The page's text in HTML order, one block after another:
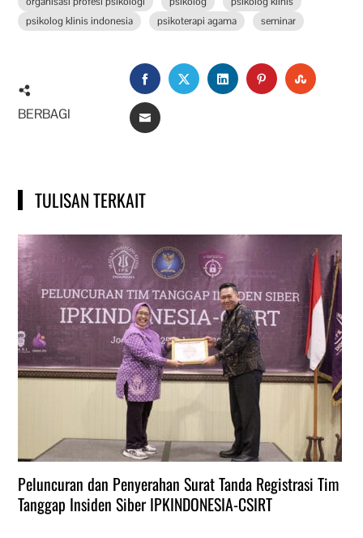
psikolog klinis indonesia
psikoterapi agama seminar
BERBAGI
FACEBOOKTWITTERLINKEDINPINTEREST
EMAIL
TULISAN TERKAIT
Peluncuran dan Penyerahan Surat Tanda Registrasi Tim
Tanggap Insiden Siber IPKINDONESIA-CSIRT